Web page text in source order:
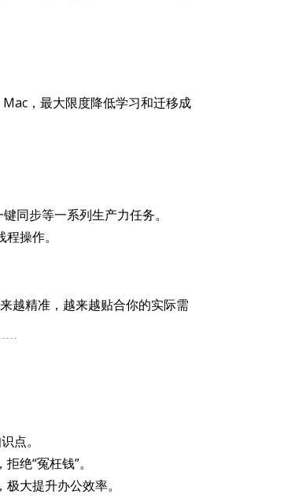
，最大限度降低学习和迁移成
同步等一系列生产力任务。
操作。
越精准，越来越贴合你的实际需
点。
绝“冤枉钱”。
大提升办公效率。